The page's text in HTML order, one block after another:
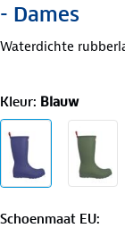
- Dames
Waterdichte
Kleur: Blauw
Schoenmaat EU: